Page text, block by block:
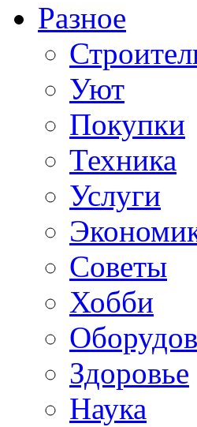
Разное
Уют
Покупки
Техника
Услуги
Советы
Хобби
Здоровье
Наука